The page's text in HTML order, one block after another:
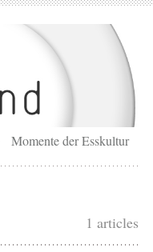
Momente der Esskultur
1 articles